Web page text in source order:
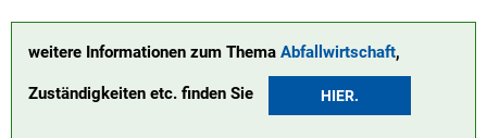
weitere Informationen zum Thema Abfallwirtschaft,
Zuständigkeiten etc. finden Sie HIER.